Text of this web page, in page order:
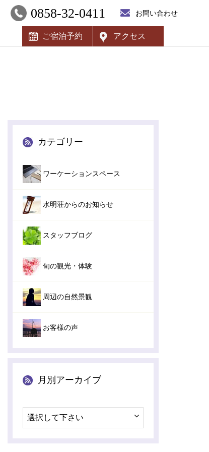
0858-32-0411 お問い合わせ
ご宿泊予約 アクセス
カテゴリー
ワーケーションスペース
水明荘からのお知らせ
スタッフブログ
旬の観光・体験
周辺の自然景観
お客様の声
月別アーカイブ
選択して下さい